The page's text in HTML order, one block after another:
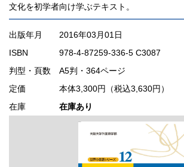
文化を初学者向け学ぶテキスト。
出版年月
2016年03月01日
ISBN
978-4-87259-336-5 C3087
判型・頁数 A5判・364ページ
定価
本体3,300円（税込3,630円）
在庫
在庫あり